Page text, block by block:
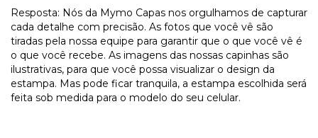
Resposta: Nós da Mymo Capas nos orgulhamos de capturar
cada detalhe com precisão. As fotos que você vê são
tiradas pela nossa equipe para garantir que o que você vê é
o que você recebe. As imagens das nossas capinhas são
ilustrativas, para que você possa visualizar o design da
estampa. Mas pode ficar tranquila, a estampa escolhida será
feita sob medida para o modelo do seu celular.